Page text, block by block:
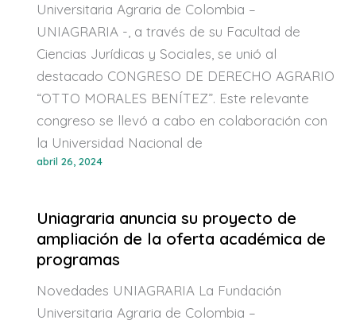
Universitaria Agraria de Colombia –
UNIAGRARIA -, a través de su Facultad de
Ciencias Jurídicas y Sociales, se unió al
destacado CONGRESO DE DERECHO AGRARIO
“OTTO MORALES BENÍTEZ”. Este relevante
congreso se llevó a cabo en colaboración con
la Universidad Nacional de
abril 26, 2024
Uniagraria anuncia su proyecto de
ampliación de la oferta académica de
programas
Novedades UNIAGRARIA La Fundación
Universitaria Agraria de Colombia –